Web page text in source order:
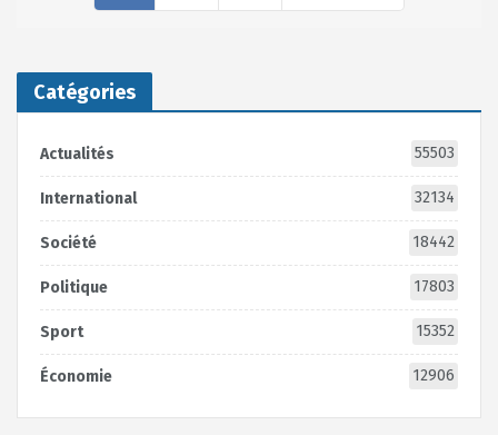
Catégories
Actualités 55503
International 32134
Société 18442
Politique 17803
Sport 15352
Économie 12906